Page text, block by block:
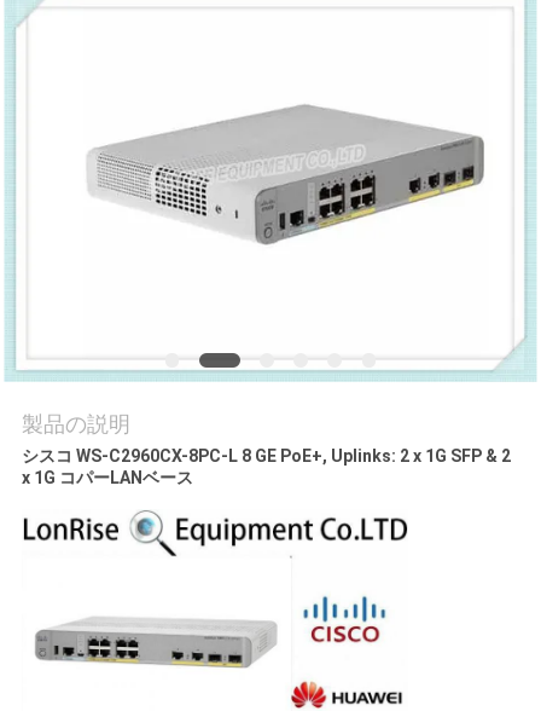
連
絡
く
い
製品の説明
シスコ WS-C2960CX-8PC-L 8 GE PoE+, Uplinks: 2 x 1G SFP & 2
x 1G コパーLANベース